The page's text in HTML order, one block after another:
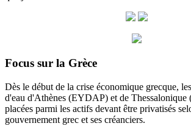
Focus sur la Grèce
Dès le début de la crise économique grecque,
d'eau d'Athènes (EYDAP) et de
placées parmi les actifs devant être privatisés
gouvernement grec et ses créanciers.